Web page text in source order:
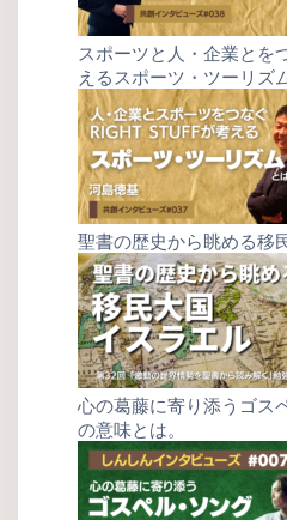
スポーツと人・企業とを
えるスポーツ・ツーリズ
聖書の歴史から眺める移
心の葛藤に寄り添うゴス
の意味とは。